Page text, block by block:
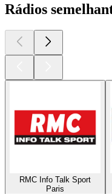
Rádios
RMC Info Talk Sport
Paris